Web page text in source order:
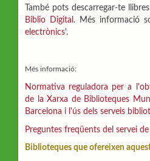
També pots descarregar-te
Biblio Digital . Més informació
electrònics'.
Més informació:
Normativa reguladora per a
de la Xarxa de Biblioteques
Barcelona i l'ús dels serveis
Preguntes freqüents del servei
Biblioteques que ofereixen